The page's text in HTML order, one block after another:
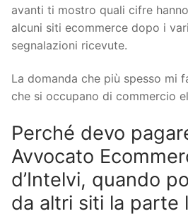
avanti ti mostro quali cifre
alcuni siti ecommerce dopo i
segnalazioni ricevute.
La domanda che più spesso mi
che si occupano di commercio
Perché devo
Avvocato
d’Intelvi, quando
da altri siti la parte